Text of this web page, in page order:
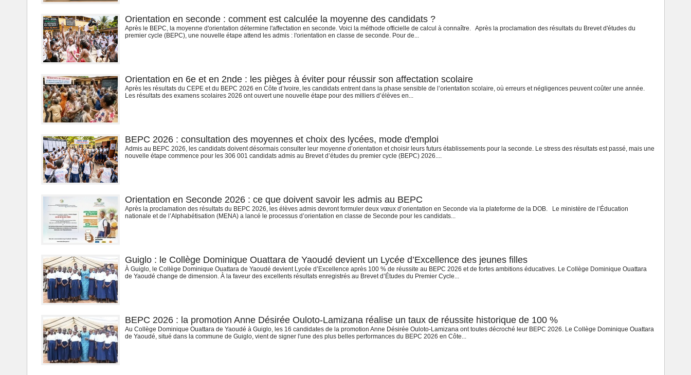
Orientation en seconde : comment est calculée la moyenne des candidats ?
Après le BEPC, la moyenne d'orientation détermine l'affectation en seconde. Voici la méthode officielle de calcul à connaître. Après la proclamation des résultats du Brevet d'études du
premier cycle (BEPC), une nouvelle étape attend les admis : l'orientation en classe de seconde. Pour de...
Orientation en 6e et en 2nde : les pièges à éviter pour réussir son affectation scolaire
Après les résultats du CEPE et du BEPC 2026 en Côte d’Ivoire, les candidats entrent dans la phase sensible de l’orientation scolaire, où erreurs et négligences peuvent coûter une année.
Les résultats des examens scolaires 2026 ont ouvert une nouvelle étape pour des milliers d’élèves en...
BEPC 2026 : consultation des moyennes et choix des lycées, mode d'emploi
Admis au BEPC 2026, les candidats doivent désormais consulter leur moyenne d’orientation et choisir leurs futurs établissements pour la seconde. Le stress des résultats est passé, mais une
nouvelle étape commence pour les 306 001 candidats admis au Brevet d’études du premier cycle (BEPC) 2026....
Orientation en Seconde 2026 : ce que doivent savoir les admis au BEPC
Après la proclamation des résultats du BEPC 2026, les élèves admis devront formuler deux vœux d’orientation en Seconde via la plateforme de la DOB. Le ministère de l’Éducation
nationale et de l’Alphabétisation (MENA) a lancé le processus d’orientation en classe de Seconde pour les candidats...
Guiglo : le Collège Dominique Ouattara de Yaoudé devient un Lycée d’Excellence des jeunes filles
À Guiglo, le Collège Dominique Ouattara de Yaoudé devient Lycée d’Excellence après 100 % de réussite au BEPC 2026 et de fortes ambitions éducatives. Le Collège Dominique Ouattara
de Yaoudé change de dimension. À la faveur des excellents résultats enregistrés au Brevet d’Études du Premier Cycle...
BEPC 2026 : la promotion Anne Désirée Ouloto-Lamizana réalise un taux de réussite historique de 100 %
Au Collège Dominique Ouattara de Yaoudé à Guiglo, les 16 candidates de la promotion Anne Désirée Ouloto-Lamizana ont toutes décroché leur BEPC 2026. Le Collège Dominique Ouattara
de Yaoudé, situé dans la commune de Guiglo, vient de signer l'une des plus belles performances du BEPC 2026 en Côte...